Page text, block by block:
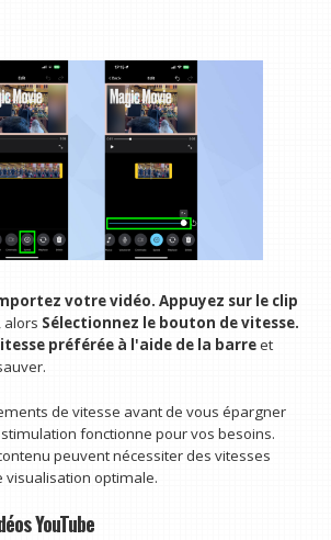
votre vidéo. Appuyez sur le clip
alors Sélectionnez le bouton de vitesse.
préférée à l'aide de la barreet
de vitesse avant de vous épargner
fonctionne pour vos besoins.
peuvent nécessiter des vitesses
optimale.
YouTube